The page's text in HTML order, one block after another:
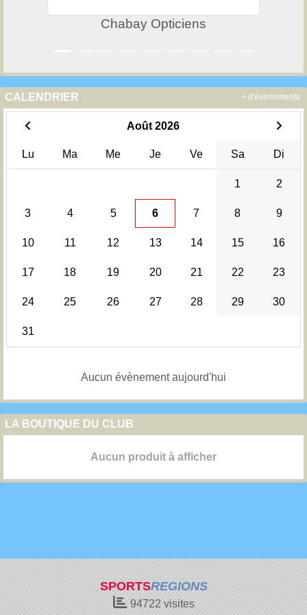
Chabay Opticiens
CALENDRIER
Août 2026
Lu Ma Me Je Ve Sa Di
1 2
3 4 5 6 7 8 9
10 11 12 13 14 15 16
17 18 19 20 21 22 23
24 25 26 27 28 29 30
31
Aucun évènement aujourd'hui
+ d'évènements
LA BOUTIQUE DU CLUB
Aucun produit à afficher
SPORTSREGIONS
94722 visites